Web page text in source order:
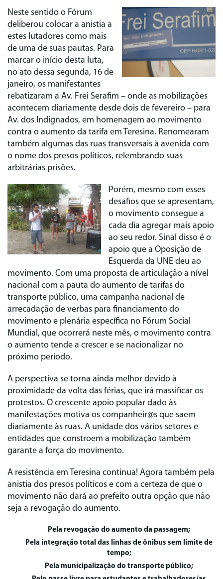
Neste sentido o Fórum
deliberou colocar a anistia a
estes lutadores como mais
de uma de suas pautas. Para
marcar o início desta luta,
no ato dessa segunda, 16 de
janeiro, os manifestantes
rebatizaram a Av. Frei Serafim – onde as mobilizações
acontecem diariamente desde dois de fevereiro – para
Av. dos Indignados, em homenagem ao movimento
contra o aumento da tarifa em Teresina. Renomearam
também algumas das ruas transversais à avenida com
o nome dos presos políticos, relembrando suas
arbitrárias prisões.
Porém, mesmo com esses
desafios que se apresentam,
o movimento consegue a
cada dia agregar mais apoio
ao seu redor. Sinal disso é o
apoio que a Oposição de
Esquerda da UNE deu ao
movimento. Com uma proposta de articulação a nível
nacional com a pauta do aumento de tarifas do
transporte público, uma campanha nacional de
arrecadação de verbas para financiamento do
movimento e plenária específica no Fórum Social
Mundial, que ocorrerá neste mês, o movimento contra
o aumento tende a crescer e se nacionalizar no
próximo período.
A perspectiva se torna ainda melhor devido à
proximidade da volta das férias, que irá massificar os
protestos. O crescente apoio popular dado às
manifestações motiva os companheir@s que saem
diariamente às ruas. A unidade dos vários setores e
entidades que constroem a mobilização também
garante a força do movimento.
A resistência em Teresina continua! Agora também pela
anistia dos presos políticos e com a certeza de que o
movimento não dará ao prefeito outra opção que não
seja a revogação do aumento.
Pela revogação do aumento da passagem;
Pela integração total das linhas de ônibus sem limite de
tempo;
Pela municipalização do transporte público;